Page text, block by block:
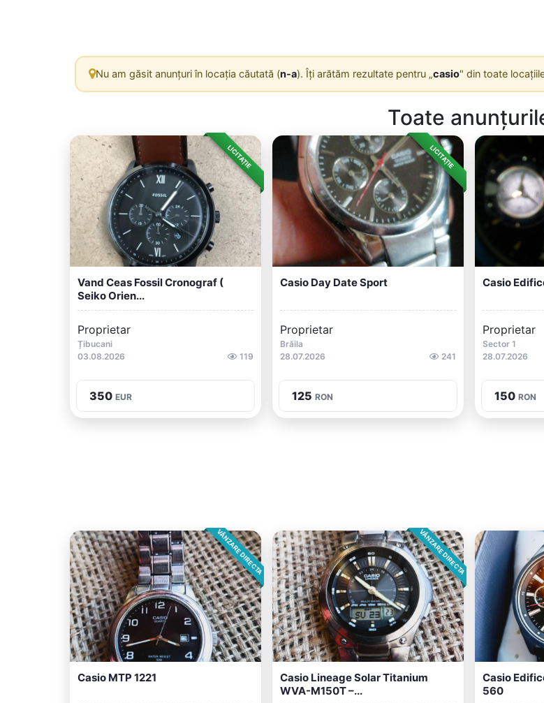
Nu am găsit anunțuri în locația căutată (n-a). Îți arătăm rezultate pentru „casio" din toate
Toate
LICITAȚIE
Vand Ceas Fossil Cronograf (
Seiko Orien...
Proprietar
Țibucani
03.08.2026
119
350 EUR
LICITAȚIE
Casio Day Date Sport
Proprietar
Brăila
28.07.2026
241
125 RON
Casio
Proprietar
Sector 1
28.07.2026
150 RON
VÂNZARE DIRECTA
Casio MTP 1221
VÂNZARE DIRECTA
Casio Lineage Solar Titanium
WVA-M150T –...
Casio
560